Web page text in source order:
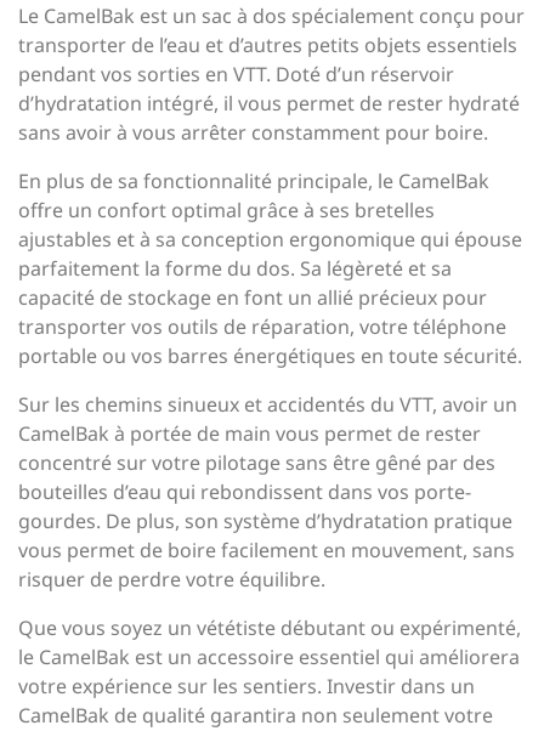
Le CamelBak est un sac à dos spécialement conçu pour
transporter de l’eau et d’autres petits objets essentiels
pendant vos sorties en VTT. Doté d’un réservoir
d’hydratation intégré, il vous permet de rester hydraté
sans avoir à vous arrêter constamment pour boire.
En plus de sa fonctionnalité principale, le CamelBak
offre un confort optimal grâce à ses bretelles
ajustables et à sa conception ergonomique qui épouse
parfaitement la forme du dos. Sa légèreté et sa
capacité de stockage en font un allié précieux pour
transporter vos outils de réparation, votre téléphone
portable ou vos barres énergétiques en toute sécurité.
Sur les chemins sinueux et accidentés du VTT, avoir un
CamelBak à portée de main vous permet de rester
concentré sur votre pilotage sans être gêné par des
bouteilles d’eau qui rebondissent dans vos porte-
gourdes. De plus, son système d’hydratation pratique
vous permet de boire facilement en mouvement, sans
risquer de perdre votre équilibre.
Que vous soyez un vététiste débutant ou expérimenté,
le CamelBak est un accessoire essentiel qui améliorera
votre expérience sur les sentiers. Investir dans un
CamelBak de qualité garantira non seulement votre